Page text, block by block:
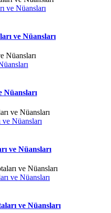
ve Nüansları
ve Nüansları
Nüansları
Nüansları
ve Nüansları
ve Nüansları
ve Nüansları